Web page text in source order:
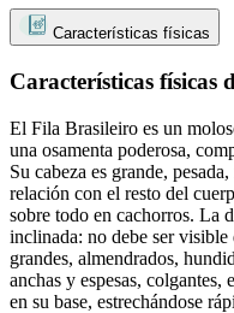
Características físicas
Características físicas
El Fila Brasileiro es un
una osamenta poderosa,
Su cabeza es grande,
relación con el resto del
sobre todo en cachorros. La
inclinada: no debe ser
grandes, almendrados,
anchas y espesas,
en su base, estrechándose